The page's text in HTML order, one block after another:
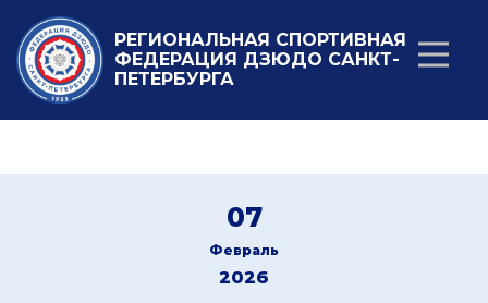
РЕГИОНАЛЬНАЯ СПОРТИВНАЯ
ФЕДЕРАЦИЯ ДЗЮДО САНКТ-
ПЕТЕРБУРГА
07
Февраль
2026